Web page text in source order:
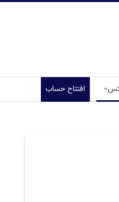
افتتاح حساب